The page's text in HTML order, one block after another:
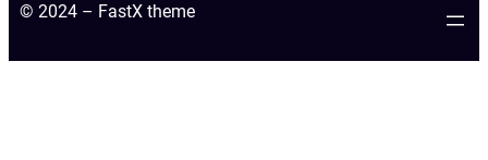
© 2024 – FastX theme